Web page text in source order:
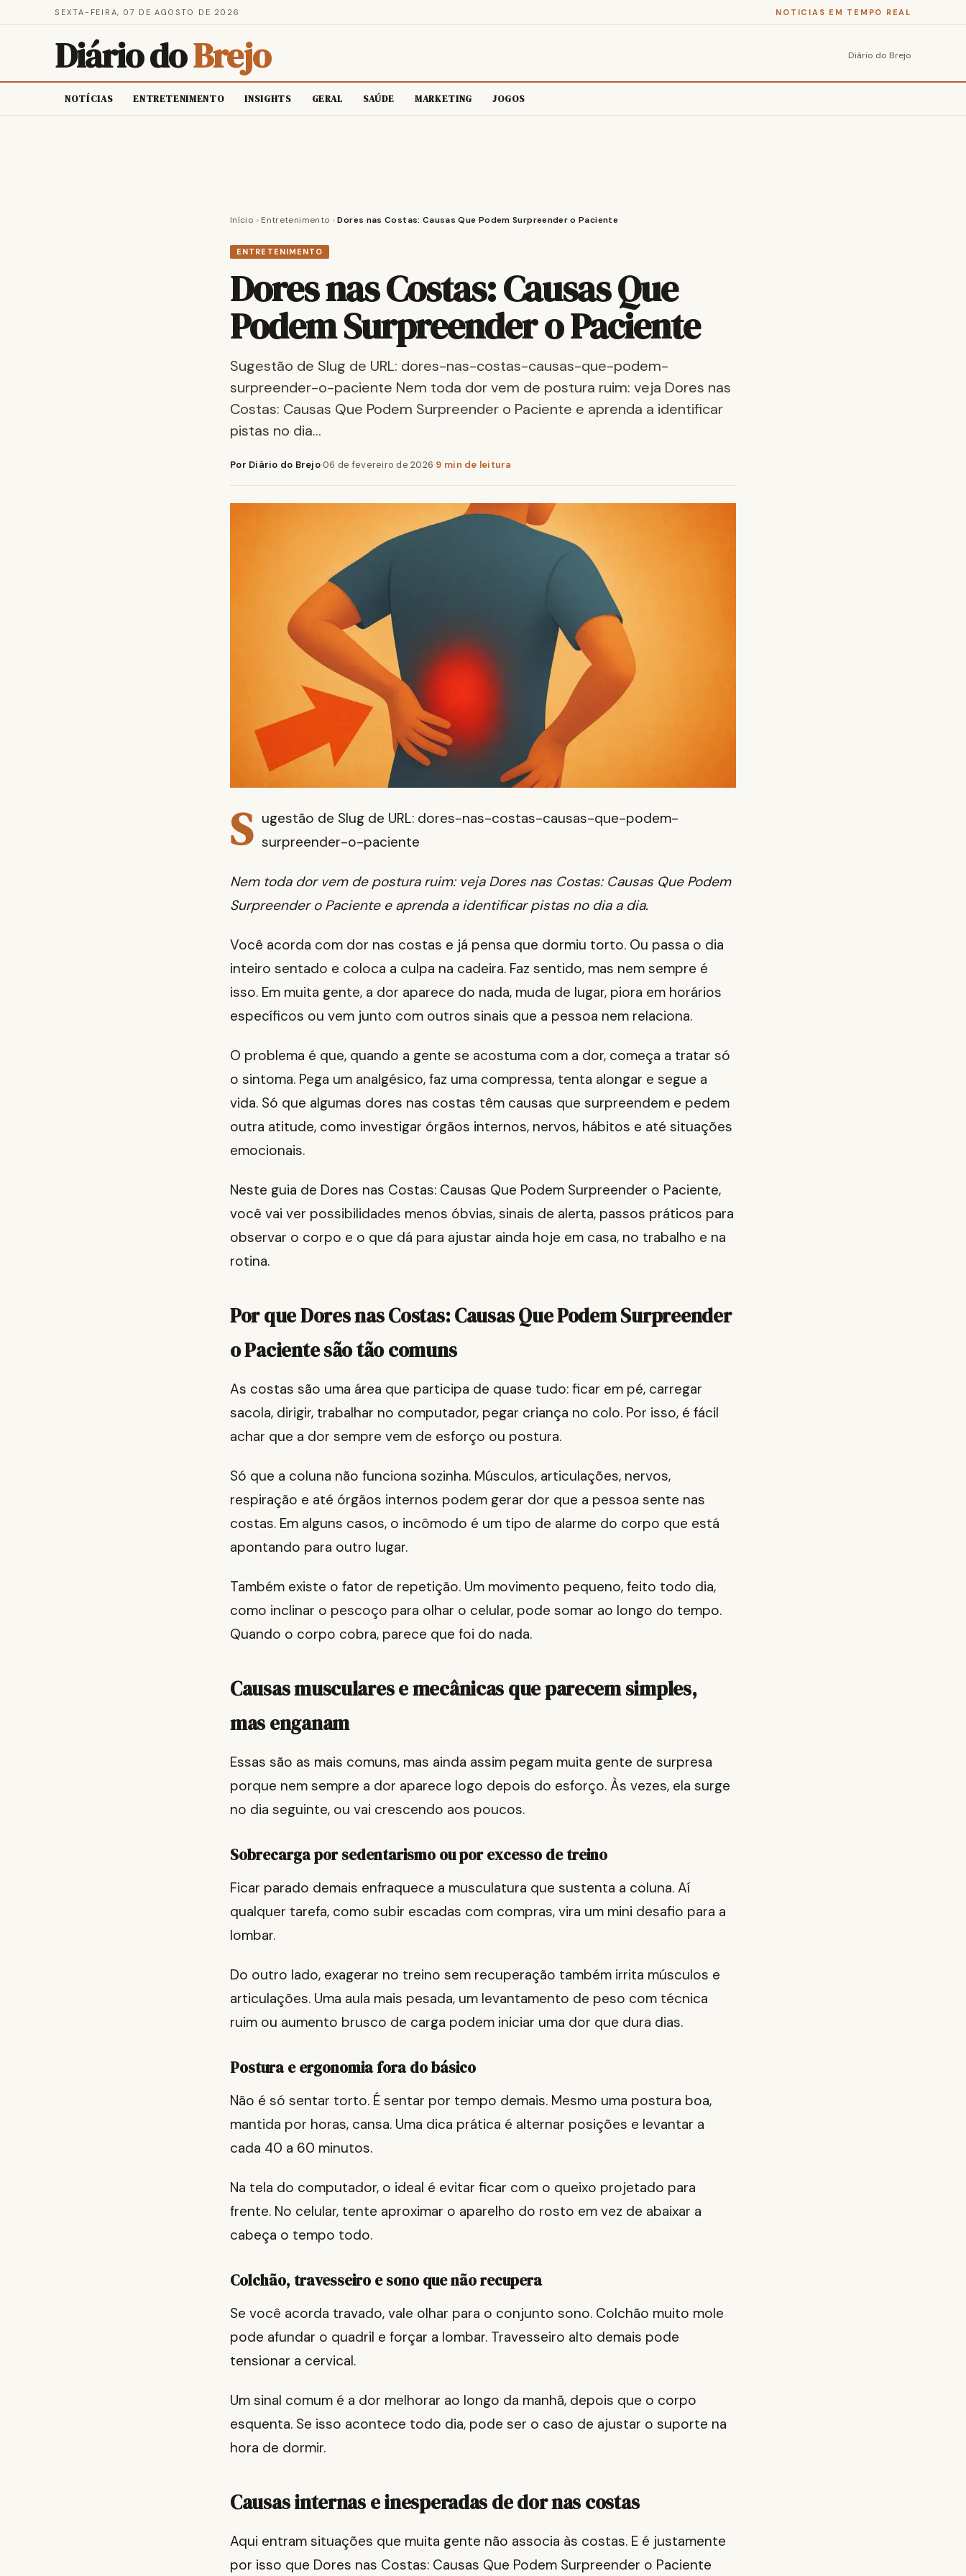
SEXTA-FEIRA, 07 DE AGOSTO DE 2026 NOTICIAS EM TEMPO REAL
Diário doBrejo Diário do Brejo
NOTÍCIAS ENTRETENIMENTO INSIGHTS GERAL SAÚDE MARKETING JOGOS
Início › Entretenimento › Dores nas Costas: Causas Que Podem Surpreender o Paciente
ENTRETENIMENTO
Dores nas Costas: Causas Que
Podem Surpreender o Paciente
Sugestão de Slug de URL: dores-nas-costas-causas-que-podem-
surpreender-o-paciente Nem toda dor vem de postura ruim: veja Dores nas
Costas: Causas Que Podem Surpreender o Paciente e aprenda a identificar
pistas no dia…
Por Diário do Brejo·06 de fevereiro de 2026·9 min de leitura
S ugestão de Slug de URL: dores-nas-costas-causas-que-podem-
surpreender-o-paciente
Nem toda dor vem de postura ruim: veja Dores nas Costas: Causas Que Podem
Surpreender o Paciente e aprenda a identificar pistas no dia a dia.
Você acorda com dor nas costas e já pensa que dormiu torto. Ou passa o dia
inteiro sentado e coloca a culpa na cadeira. Faz sentido, mas nem sempre é
isso. Em muita gente, a dor aparece do nada, muda de lugar, piora em horários
específicos ou vem junto com outros sinais que a pessoa nem relaciona.
O problema é que, quando a gente se acostuma com a dor, começa a tratar só
o sintoma. Pega um analgésico, faz uma compressa, tenta alongar e segue a
vida. Só que algumas dores nas costas têm causas que surpreendem e pedem
outra atitude, como investigar órgãos internos, nervos, hábitos e até situações
emocionais.
Neste guia de Dores nas Costas: Causas Que Podem Surpreender o Paciente,
você vai ver possibilidades menos óbvias, sinais de alerta, passos práticos para
observar o corpo e o que dá para ajustar ainda hoje em casa, no trabalho e na
rotina.
Por que Dores nas Costas: Causas Que Podem Surpreender
o Paciente são tão comuns
As costas são uma área que participa de quase tudo: ficar em pé, carregar
sacola, dirigir, trabalhar no computador, pegar criança no colo. Por isso, é fácil
achar que a dor sempre vem de esforço ou postura.
Só que a coluna não funciona sozinha. Músculos, articulações, nervos,
respiração e até órgãos internos podem gerar dor que a pessoa sente nas
costas. Em alguns casos, o incômodo é um tipo de alarme do corpo que está
apontando para outro lugar.
Também existe o fator de repetição. Um movimento pequeno, feito todo dia,
como inclinar o pescoço para olhar o celular, pode somar ao longo do tempo.
Quando o corpo cobra, parece que foi do nada.
Causas musculares e mecânicas que parecem simples,
mas enganam
Essas são as mais comuns, mas ainda assim pegam muita gente de surpresa
porque nem sempre a dor aparece logo depois do esforço. Às vezes, ela surge
no dia seguinte, ou vai crescendo aos poucos.
Sobrecarga por sedentarismo ou por excesso de treino
Ficar parado demais enfraquece a musculatura que sustenta a coluna. Aí
qualquer tarefa, como subir escadas com compras, vira um mini desafio para a
lombar.
Do outro lado, exagerar no treino sem recuperação também irrita músculos e
articulações. Uma aula mais pesada, um levantamento de peso com técnica
ruim ou aumento brusco de carga podem iniciar uma dor que dura dias.
Postura e ergonomia fora do básico
Não é só sentar torto. É sentar por tempo demais. Mesmo uma postura boa,
mantida por horas, cansa. Uma dica prática é alternar posições e levantar a
cada 40 a 60 minutos.
Na tela do computador, o ideal é evitar ficar com o queixo projetado para
frente. No celular, tente aproximar o aparelho do rosto em vez de abaixar a
cabeça o tempo todo.
Colchão, travesseiro e sono que não recupera
Se você acorda travado, vale olhar para o conjunto sono. Colchão muito mole
pode afundar o quadril e forçar a lombar. Travesseiro alto demais pode
tensionar a cervical.
Um sinal comum é a dor melhorar ao longo da manhã, depois que o corpo
esquenta. Se isso acontece todo dia, pode ser o caso de ajustar o suporte na
hora de dormir.
Causas internas e inesperadas de dor nas costas
Aqui entram situações que muita gente não associa às costas. E é justamente
por isso que Dores nas Costas: Causas Que Podem Surpreender o Paciente